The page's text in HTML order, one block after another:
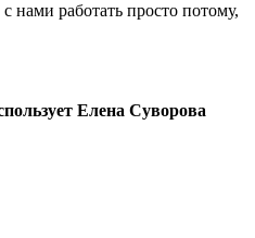
нами работать просто потому,
Елена Суворова